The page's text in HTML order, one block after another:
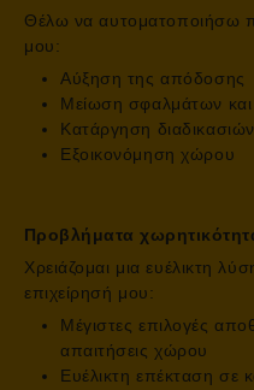
Θέλω να αυτοματοποιήσω
μου:
Αύξηση της απόδοσης
Μείωση σφαλμάτων
Κατάργηση
Εξοικονόμηση χώρου
Προβλήματα
Χρειάζομαι μια ευέλικτη
επιχείρησή μου:
Μέγιστες επιλογές
απαιτήσεις χώρου
Ευέλικτη επέκταση σε